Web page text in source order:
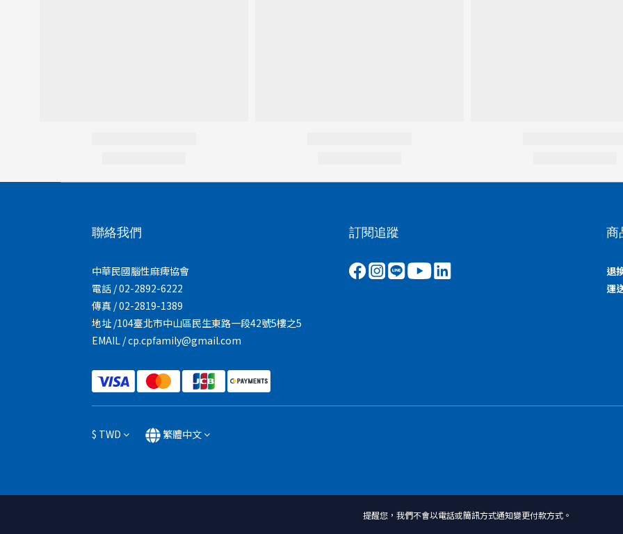
聯絡我們
中華民國腦性麻痺協會
電話 / 02-2892-6222
傳真 / 02-2819-1389
地址 /104臺北市中山區民生東路一段42號5樓之5
EMAIL / cp.cpfamily@gmail.com
訂閱追蹤 商
退
運
$ TWD 繁體中文
提醒您，我們不會以電話或簡訊方式通知變更付款方式。